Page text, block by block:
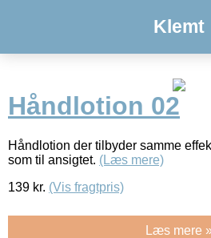
Klemt
Håndlotion 02
Håndlotion der tilbyder samme
som til ansigtet. (Læs mere)
139 kr. (Vis fragtpris)
Læs mere